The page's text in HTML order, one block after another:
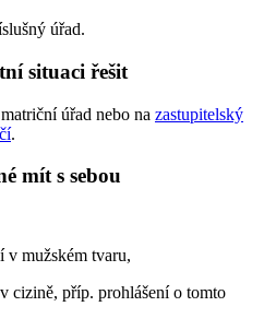
úřad.
situaci řešit
úřad nebo na zastupitelský
.
mít s sebou
v mužském tvaru,
cizině, příp. prohlášení o tomto